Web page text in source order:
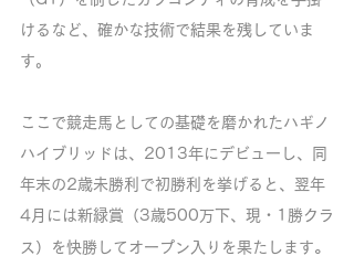
けるなど、確かな技術で結果を残していま
す。
ここで競走馬としての基礎を磨かれたハギノ
ハイブリッドは、2013年にデビューし、同
年末の2歳未勝利で初勝利を挙げると、翌年
4月には新緑賞（3歳500万下、現・1勝クラ
ス）を快勝してオープン入りを果たします。